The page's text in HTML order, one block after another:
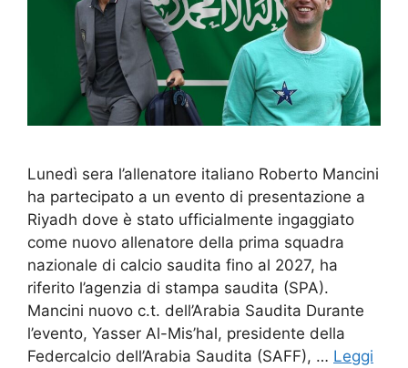
Lunedì sera l’allenatore italiano Roberto Mancini
ha partecipato a un evento di presentazione a
Riyadh dove è stato ufficialmente ingaggiato
come nuovo allenatore della prima squadra
nazionale di calcio saudita fino al 2027, ha
riferito l’agenzia di stampa saudita (SPA).
Mancini nuovo c.t. dell’Arabia Saudita Durante
l’evento, Yasser Al-Mis’hal, presidente della
Federcalcio dell’Arabia Saudita (SAFF), … Leggi